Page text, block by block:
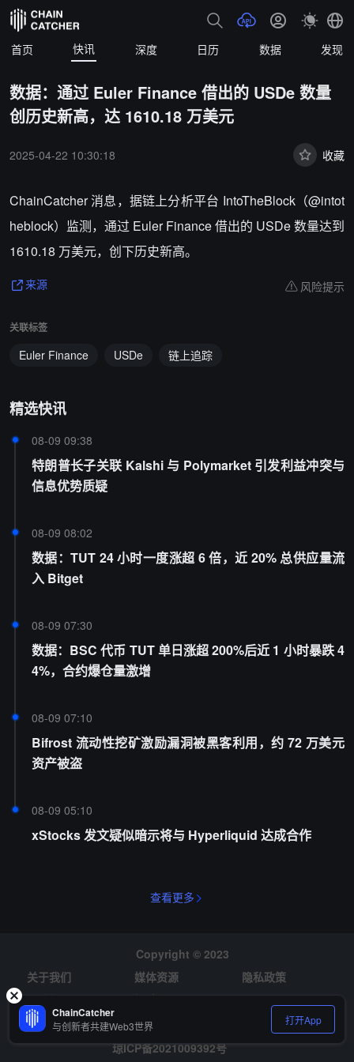
首页 快讯 深度 日历 数据 发现
数据：通过 Euler Finance 借出的 USDe 数量
创历史新高，达 1610.18 万美元
2025-04-22 10:30:18 收藏
ChainCatcher 消息，据链上分析平台 IntoTheBlock（@intot
heblock）监测，通过 Euler Finance 借出的 USDe 数量达到
1610.18 万美元，创下历史新高。
来源 风险提示
关联标签
Euler Finance USDe 链上追踪
精选快讯
08-09 09:38
特朗普长子关联 Kalshi 与 Polymarket 引发利益冲突与
信息优势质疑
08-09 08:02
数据：TUT 24 小时一度涨超 6 倍，近 20% 总供应量流
入 Bitget
08-09 07:30
数据：BSC 代币 TUT 单日涨超 200%后近 1 小时暴跌 4
4%，合约爆仓量激增
08-09 07:10
Bifrost 流动性挖矿激励漏洞被黑客利用，约 72 万美元
资产被盗
08-09 05:10
xStocks 发文疑似暗示将与 Hyperliquid 达成合作
查看更多
Copyright © 2023
关于我们
媒体资源
隐私政策
风险提示
招聘
琼ICP备2021009392号
ChainCatcher
与创新者共建Web3世界 打开App